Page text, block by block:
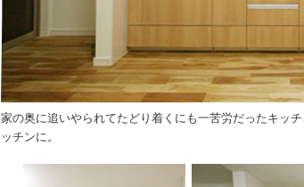
家の奥に追いやられてたどり着くにも一苦労だったキッ
ッチンに。